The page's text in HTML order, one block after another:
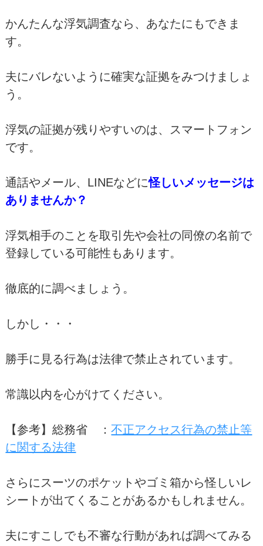
かんたんな浮気調査なら、あなたにもできま
す。
夫にバレないように確実な証拠をみつけましょ
う。
浮気の証拠が残りやすいのは、スマートフォン
です。
通話やメール、LINEなどに怪しいメッセージは
ありませんか？
浮気相手のことを取引先や会社の同僚の名前で
登録している可能性もあります。
徹底的に調べましょう。
しかし・・・
勝手に見る行為は法律で禁止されています。
常識以内を心がけてください。
【参考】総務省 ：不正アクセス行為の禁止等
に関する法律
さらにスーツのポケットやゴミ箱から怪しいレ
シートが出てくることがあるかもしれません。
夫にすこしでも不審な行動があれば調べてみる